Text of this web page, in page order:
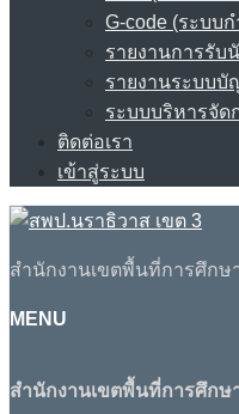
G-code (ระบบ
รายงานการรับ
รายงานระบบบั
ระบบบริหารจัด
ติดต่อเรา
เข้าสู่ระบบ
สำนักงานเขตพื้นที่การศึกษ
MENU
สำนักงานเขตพื้นที่การศึกษ